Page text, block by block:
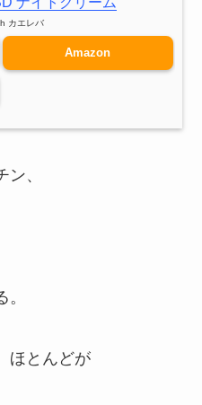
カエレバ
Amazon
、
ほとんどが